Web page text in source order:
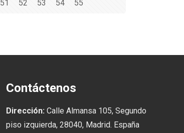
51 52 53 54 55
Contáctenos
Dirección: Calle Almansa 105, Segundo
piso izquierda, 28040, Madrid. España